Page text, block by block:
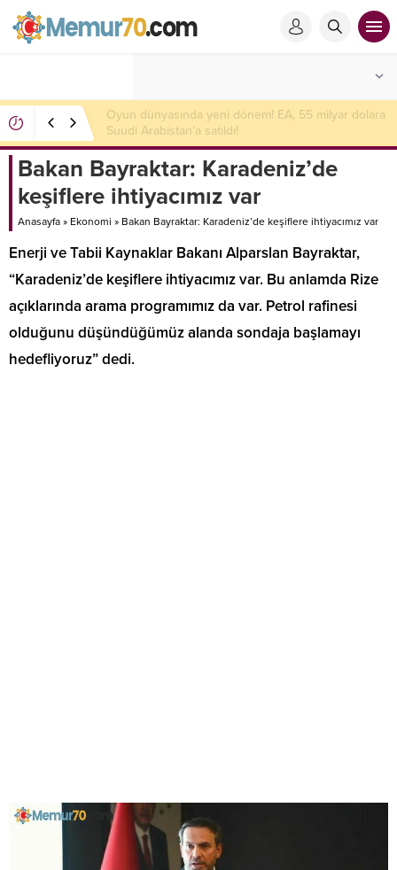
Oyun dünyasında yeni dönem! EA, 55 milyar dolara
Suudi Arabistan’a satıldı!
Bakan Bayraktar: Karadeniz’de
keşiflere ihtiyacımız var
Anasayfa » Ekonomi » Bakan Bayraktar: Karadeniz’de keşiflere ihtiyacımız var
Enerji ve Tabii Kaynaklar Bakanı Alparslan Bayraktar,
“Karadeniz’de keşiflere ihtiyacımız var. Bu anlamda Rize
açıklarında arama programımız da var. Petrol rafinesi
olduğunu düşündüğümüz alanda sondaja başlamayı
hedefliyoruz” dedi.